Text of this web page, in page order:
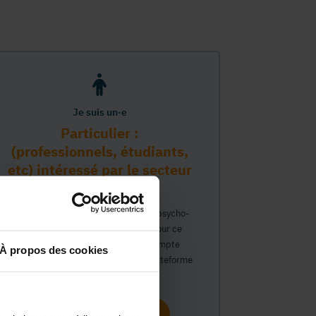
À propos des cookies
Je suis un·e
Particulier :
(professionnels, étudiants,
etc) intéressé par le secteur
PMS
Vous travaillez déjà dans le secteur psycho-
médico-social ou avez un intérêt pour ce
secteur et souhaitez obtenir un compte
personnel pour interagir sur notre plateforme